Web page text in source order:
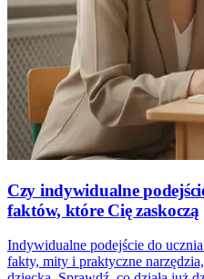
Czy indywidualne
faktów, które Cię zaskoczą
Indywidualne podejście do
fakty, mity i praktyczne